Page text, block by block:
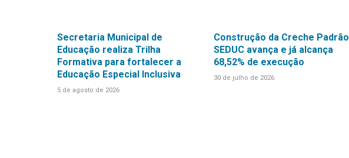
Secretaria Municipal de
Educação realiza Trilha
Formativa para fortalecer a
Educação Especial Inclusiva
5 de agosto de 2026
Construção da Creche Padrão
SEDUC avança e já alcança
68,52% de execução
30 de julho de 2026